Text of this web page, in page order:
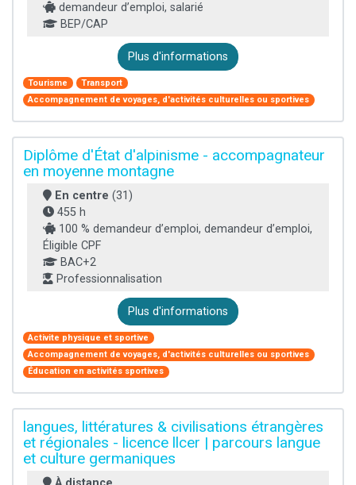
demandeur d’emploi, salarié
BEP/CAP
Plus d'informations
Tourisme
Transport
Accompagnement de voyages, d'activités culturelles ou sportives
Diplôme d'État d'alpinisme - accompagnateur
en moyenne montagne
En centre (31)
455 h
100 % demandeur d’emploi, demandeur d’emploi,
Éligible CPF
BAC+2
Professionnalisation
Plus d'informations
Activite physique et sportive
Accompagnement de voyages, d'activités culturelles ou sportives
Éducation en activités sportives
langues, littératures & civilisations étrangères
et régionales - licence llcer | parcours langue
et culture germaniques